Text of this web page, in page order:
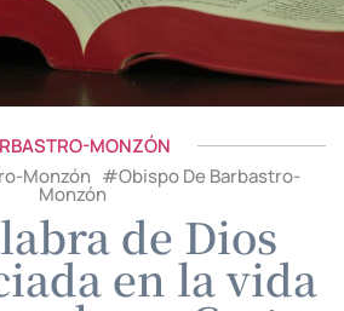
MONZÓN
Monzón #Obispo De Barbastro-
Monzón
de Dios
en la vida